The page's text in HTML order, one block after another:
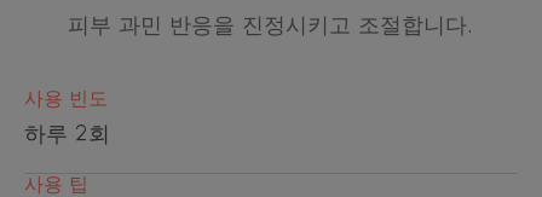
-포스트 바이오틱 활성 특허 성분*으로 빠른 진정
-피부 장벽 강화&24시간**수분 보습 지속 효과를
피부 과민 반응을 진정시키고 조절합니다.
사용 빈도
하루 2회
사용 팁